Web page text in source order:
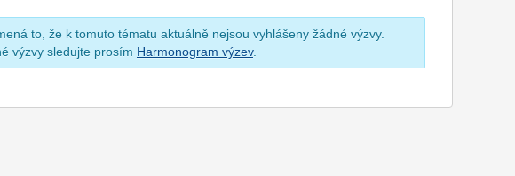
to, že k tomuto tématu aktuálně nejsou vyhlášeny žádné výzvy.
výzvy sledujte prosím Harmonogram výzev.